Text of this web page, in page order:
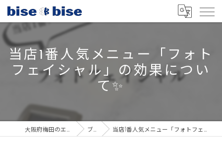
当店1番人気メニュー「フォト
フェイシャル」の効果につい
て✨
大阪府梅田のエステならbisebise ブログ 当店1番人気メニュー「フォトフェイシャル」の効果について✨